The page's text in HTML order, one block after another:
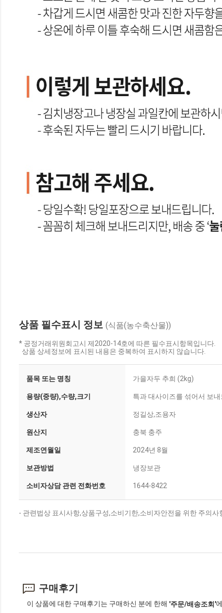
상품 필수표시 정보 (식품(농수축산물))
* 공정거래위원회고시 제2020-14호에 따른 필수표시항목입니다.
상품 상세정보에 표시된 내용은 중복하여 표시하지 않습니다.
품목 또는 명칭 가을자두 추희 (2kg)
용량(중량),수량,크기 특과 대사이즈를 섞어서 보
생산자 정길상,조용자
원산지 충북 충주
제조연월일 2024년 8월
보관방법 냉장보관
소비자상담 관련 전화번호 1644-8422
- 관련법상 표시사항,상품구성,소비기한,소비자안전을 위한 주의
구매후기
이 상품에 대한 구매후기는 구매하신 분에 한해 '주문/배송조회'